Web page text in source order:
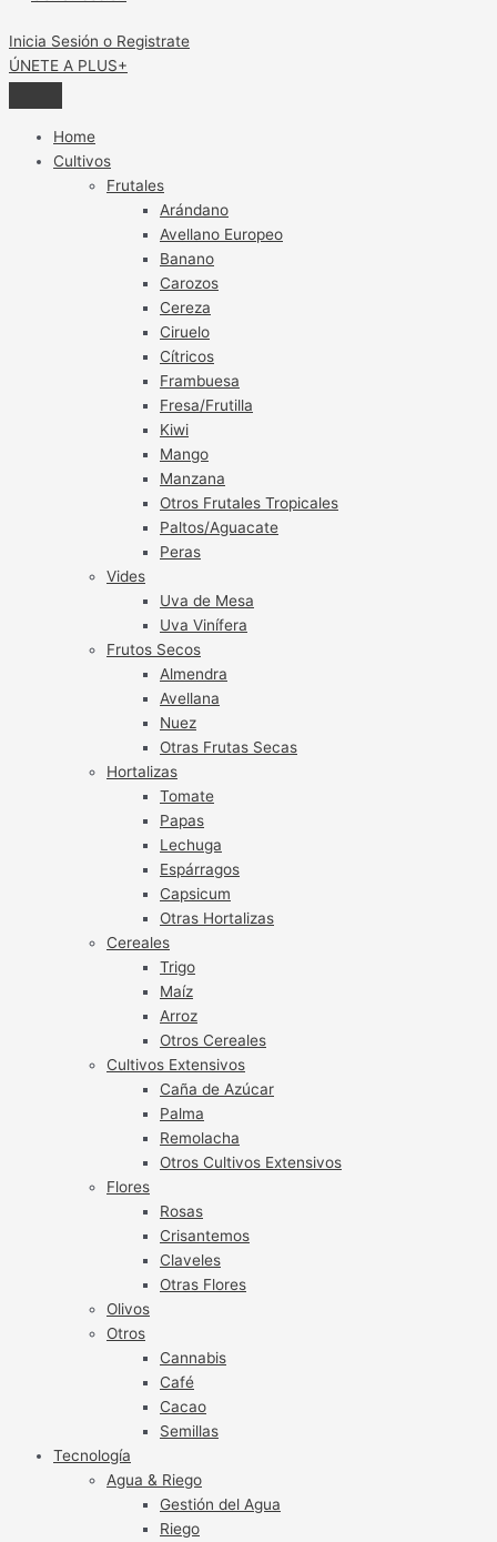
Inicia Sesión o Registrate
ÚNETE A PLUS+
Home
Cultivos
Frutales
Arándano
Avellano Europeo
Banano
Carozos
Cereza
Ciruelo
Cítricos
Frambuesa
Fresa/Frutilla
Kiwi
Mango
Manzana
Otros Frutales Tropicales
Paltos/Aguacate
Peras
Vides
Uva de Mesa
Uva Vinífera
Frutos Secos
Almendra
Avellana
Nuez
Otras Frutas Secas
Hortalizas
Tomate
Papas
Lechuga
Espárragos
Capsicum
Otras Hortalizas
Cereales
Trigo
Maíz
Arroz
Otros Cereales
Cultivos Extensivos
Caña de Azúcar
Palma
Remolacha
Otros Cultivos Extensivos
Flores
Rosas
Crisantemos
Claveles
Otras Flores
Olivos
Otros
Cannabis
Café
Cacao
Semillas
Tecnología
Agua & Riego
Gestión del Agua
Riego